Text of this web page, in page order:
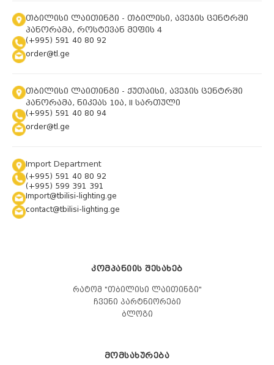
თბილისი ლაითინგი - თბილისი, ავეჯის ცენტრში
პანორამა, როსტევან მეფის 4
(+995) 591 40 80 92
order@tl.ge
თბილისი ლაითინგი - ქუთაისი, ავეჯის ცენტრში
პანორამა, ნიკეას 10ა, II სართული
(+995) 591 40 80 94
order@tl.ge
Import Department
(+995) 591 40 80 92
(+995) 599 391 391
Import@tbilisi-lighting.ge
contact@tbilisi-lighting.ge
ᲙᲝᲛᲞᲐᲜᲘᲘᲡ ᲨᲔᲡᲐᲮᲔᲑ
რატომ "თბილისი ლაითინგი"
ჩვენი პარტნიორები
ბლოგი
ᲛᲝᲛᲡᲐᲮᲣᲠᲔᲑᲐ